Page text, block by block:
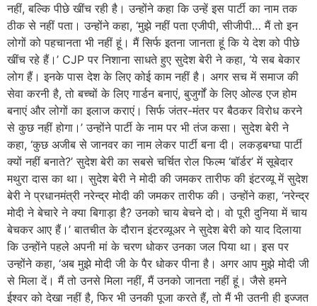
नहीं, बल्कि पीछे खींच रही है। उन्होंने कहा कि उन्हें इस पार्टी का नाम तक
ठीक से नहीं पता। उन्होंने कहा, ‘मुझे नहीं पता एजीपी, सीजीपी… मैं तो इन
लोगों को पहचानता भी नहीं हूं। मैं सिर्फ इतना जानता हूं कि ये देश को पीछे
खींच रहे हैं।’ CJP पर निशाना साधते हुए सुदेश बेरी ने कहा, ‘ये सब बेकार
लोग हैं। इनके पास देश के लिए कोई काम नहीं है। अगर सच में समाज की
सेवा करनी है, तो बच्चों के लिए गार्डन बनाएं, बुजुर्गों के लिए ओल्ड एज होम
बनाएं और लोगों का इलाज कराएं। सिर्फ जंतर-मंतर पर बैठकर विरोध करने
से कुछ नहीं होगा।’ उन्होंने पार्टी के नाम पर भी तंज कसा। सुदेश बेरी ने
कहा, ‘कुछ अजीब से जानवर का नाम लेकर पार्टी बना दी। लकड़बग्घा पार्टी
क्यों नहीं बनाते?’ सुदेश बेरी का सबसे चर्चित रोल फिल्म ‘बॉर्डर’ में सूबेदार
मथुरा दास का था। सुदेश बेरी ने मोदी की जमकर तारीफ की इंटरव्यू में सुदेश
बेरी ने प्रधानमंत्री नरेन्द्र मोदी की जमकर तारीफ की। उन्होंने कहा, ‘नरेन्द्र
मोदी ने बेचारे ने क्या बिगाड़ा है? उनको चाय बेचने दो। वो पूरी दुनिया में चाय
बेचकर आए हैं।’ बातचीत के दौरान इंटरव्यूअर ने सुदेश बेरी को याद दिलाया
कि उन्होंने पहले अपनी मां के चरण धोकर उनका जल पिया था। इस पर
उन्होंने कहा, ‘अब मुझे मोदी जी के पैर धोकर पीना है। अगर आप मुझे मोदी जी
से मिला दें। मैं तो उनसे मिला नहीं, मैं उनको जानता नहीं हूं। जैसे हमने
ईश्वर को देखा नहीं है, फिर भी उनकी पूजा करते हैं, तो मैं भी उतनी ही इज्जत